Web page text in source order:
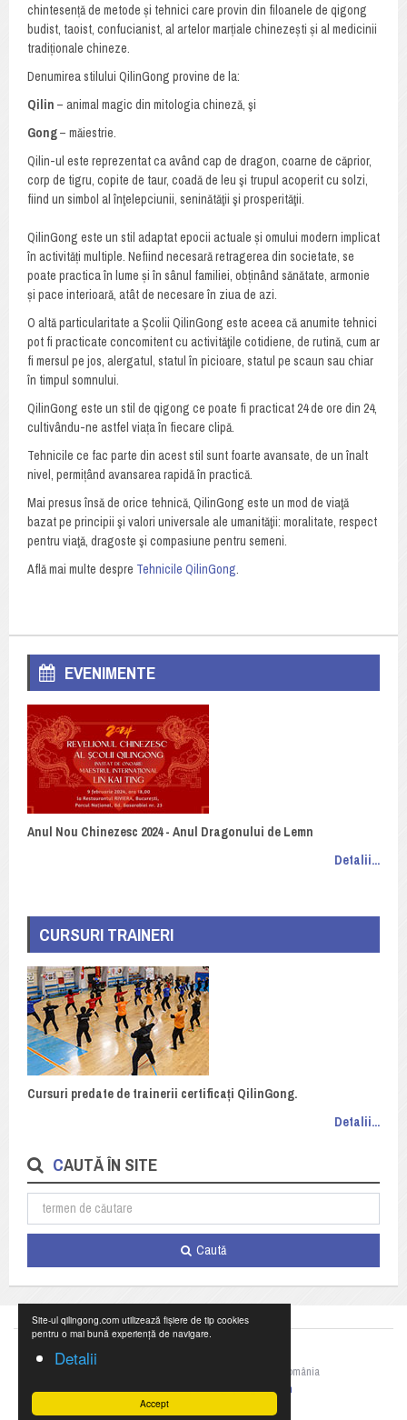
Site-ul qilingong.com utilizează fișiere de tip cookies
pentru o mai bună experiență de navigare.
Detalii
Accept
chintesență de metode și tehnici care provin din filoanele de qigong
budist, taoist, confucianist, al artelor marțiale chinezești și al medicinii
tradiționale chineze.
Denumirea stilului QilinGong provine de la:
Qilin – animal magic din mitologia chineză, şi
Gong– măiestrie.
Qilin-ul este reprezentat ca având cap de dragon, coarne de căprior,
corp de tigru, copite de taur, coadă de leu şi trupul acoperit cu solzi,
fiind un simbol al înţelepciunii, seninătăţii şi prosperităţii.
QilinGong este un stil adaptat epocii actuale și omului modern implicat
în activități multiple. Nefiind necesară retragerea din societate, se
poate practica în lume și în sânul familiei, obținând sănătate, armonie
și pace interioară, atât de necesare în ziua de azi.
O altă particularitate a Școlii QilinGong este aceea că anumite tehnici
pot fi practicate concomitent cu activităţile cotidiene, de rutină, cum ar
fi mersul pe jos, alergatul, statul în picioare, statul pe scaun sau chiar
în timpul somnului.
QilinGong este un stil de qigong ce poate fi practicat 24 de ore din 24,
cultivându-ne astfel viața în fiecare clipă.
Tehnicile ce fac parte din acest stil sunt foarte avansate, de un înalt
nivel, permițând avansarea rapidă în practică.
Mai presus însă de orice tehnică, QilinGong este un mod de viaţă
bazat pe principii şi valori universale ale umanităţii: moralitate, respect
pentru viaţă, dragoste şi compasiune pentru semeni.
Află mai multe despre Tehnicile QilinGong.
EVENIMENTE
Anul Nou Chinezesc 2024 - Anul Dragonului de Lemn
Detalii...
CURSURI TRAINERI
Cursuri predate de trainerii certificați QilinGong.
Detalii...
CAUTĂ ÎN SITE
Caută
©2023 Federația Națională de Qigong din România
+40 769 055 990,office@qilingong.com